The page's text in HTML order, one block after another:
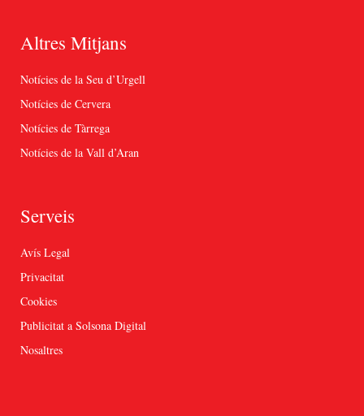
Altres Mitjans
Notícies de la Seu d’Urgell
Notícies de Cervera
Notícies de Tàrrega
Notícies de la Vall d’Aran
Serveis
Avís Legal
Privacitat
Cookies
Publicitat a Solsona Digital
Nosaltres